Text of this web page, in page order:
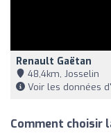
Renault Gaëtan
48,4km, Josselin
Voir les données
Comment choisir